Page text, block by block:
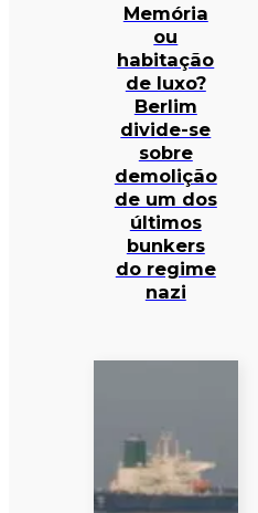
Memória
ou
habitação
de luxo?
Berlim
divide-se
sobre
demolição
de um dos
últimos
bunkers
do regime
nazi